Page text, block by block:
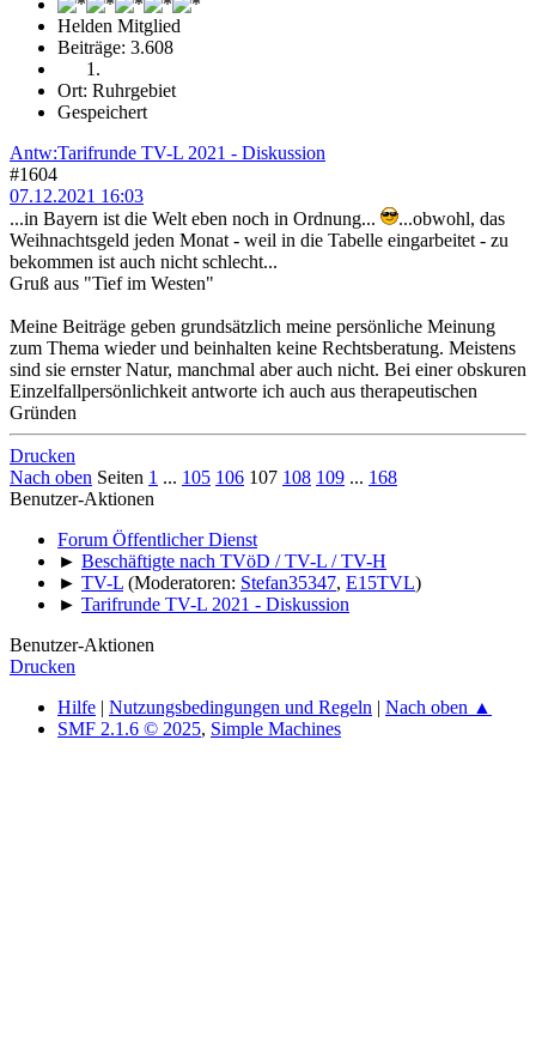
Helden Mitglied
Beiträge: 3.608
Ort: Ruhrgebiet
Gespeichert
Antw:Tarifrunde TV-L 2021 - Diskussion
#1604
07.12.2021 16:03
...in Bayern ist die Welt eben noch in Ordnung...
...obwohl, das
Weihnachtsgeld jeden Monat - weil in die Tabelle eingarbeitet - zu
bekommen ist auch nicht schlecht...
Gruß aus "Tief im Westen"
Meine Beiträge geben grundsätzlich meine persönliche Meinung
zum Thema wieder und beinhalten keine Rechtsberatung. Meistens
sind sie ernster Natur, manchmal aber auch nicht. Bei einer obskuren
Einzelfallpersönlichkeit antworte ich auch aus therapeutischen
Gründen
Drucken
Nach oben Seiten 1 ... 105 106 107 108 109 ... 168
Benutzer-Aktionen
Forum Öffentlicher Dienst
► Beschäftigte nach TVöD / TV-L / TV-H
► TV-L (Moderatoren: Stefan35347, E15TVL)
► Tarifrunde TV-L 2021 - Diskussion
Benutzer-Aktionen
Drucken
Hilfe | Nutzungsbedingungen und Regeln | Nach oben ▲
SMF 2.1.6 © 2025, Simple Machines